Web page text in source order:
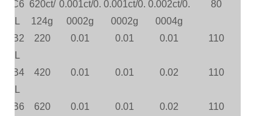
23L
620ct/
124g
0.001ct/0.
0002g
0.001ct/0.
0002g
0.002ct/0.
0004g
80
22L
220 0.01 0.01 0.01 110
22L
420 0.01 0.01 0.02 110
620 0.01 0.01 0.02 110